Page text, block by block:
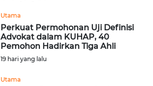
Utama
Perkuat Permohonan Uji Definisi
Advokat dalam KUHAP, 40
Pemohon Hadirkan Tiga Ahli
19 hari yang lalu
Utama